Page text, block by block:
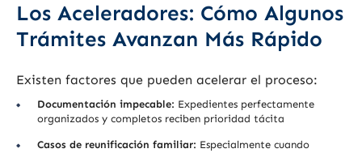
Los Aceleradores: Cómo Algunos
Trámites Avanzan Más Rápido
Existen factores que pueden acelerar el proceso:
Documentación impecable: Expedientes perfectamente
organizados y completos reciben prioridad tácita
Casos de reunificación familiar: Especialmente cuando